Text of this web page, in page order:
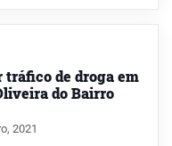
tráfico de droga em
do Bairro
2021